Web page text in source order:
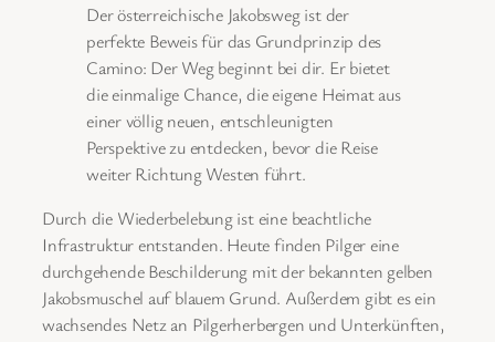
Der österreichische Jakobsweg ist der
perfekte Beweis für das Grundprinzip des
Camino: Der Weg beginnt bei dir. Er bietet
die einmalige Chance, die eigene Heimat aus
einer völlig neuen, entschleunigten
Perspektive zu entdecken, bevor die Reise
weiter Richtung Westen führt.
Durch die Wiederbelebung ist eine beachtliche
Infrastruktur entstanden. Heute finden Pilger eine
durchgehende Beschilderung mit der bekannten gelben
Jakobsmuschel auf blauem Grund. Außerdem gibt es ein
wachsendes Netz an Pilgerherbergen und Unterkünften,